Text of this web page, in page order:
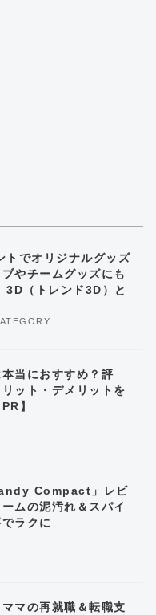
トでオリジナルグッズ
やチームグッズにも
（トレンド3D）と
当におすすめ？評
ット・デメリットを
】
Compact」レビ
ムの泥汚れ＆スパイ
ラクに
マの再就職＆転職支